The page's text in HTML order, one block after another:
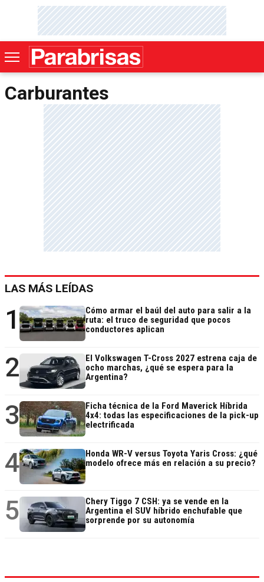
Carburantes
LAS MÁS LEÍDAS
1
Cómo armar el baúl del auto para salir a la
ruta: el truco de seguridad que pocos
conductores aplican
2
El Volkswagen T-Cross 2027 estrena caja de
ocho marchas, ¿qué se espera para la
Argentina?
3
Ficha técnica de la Ford Maverick Híbrida
4x4: todas las especificaciones de la pick-up
electrificada
4
Honda WR-V versus Toyota Yaris Cross: ¿qué
modelo ofrece más en relación a su precio?
5
Chery Tiggo 7 CSH: ya se vende en la
Argentina el SUV híbrido enchufable que
sorprende por su autonomía